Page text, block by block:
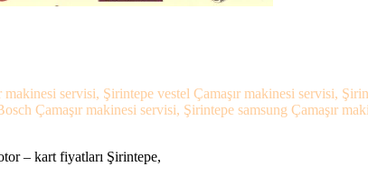
servisi, Şirintepe vestel Çamaşır makinesi servisi,
Çamaşır makinesi servisi, Şirintepe samsung Çamaşır
– kart fiyatları Şirintepe,